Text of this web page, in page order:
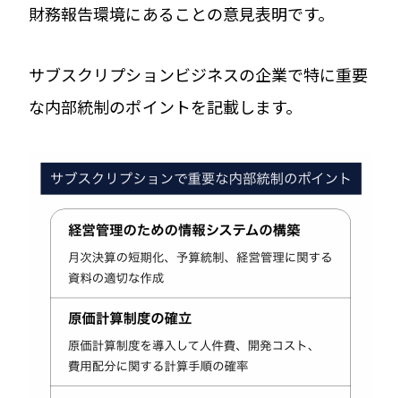
財務報告環境にあることの意見表明です。
サブスクリプションビジネスの企業で特に重要
な内部統制のポイントを記載します。